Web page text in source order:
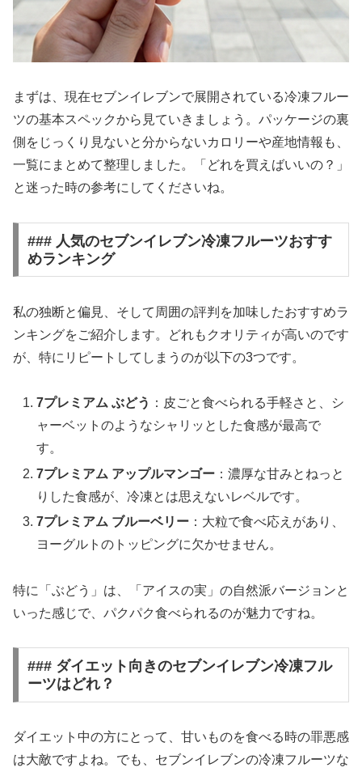
まずは、現在セブンイレブンで展開されている冷凍フルー
ツの基本スペックから見ていきましょう。パッケージの裏
側をじっくり見ないと分からないカロリーや産地情報も、
一覧にまとめて整理しました。「どれを買えばいいの？」
と迷った時の参考にしてくださいね。
### 人気のセブンイレブン冷凍フルーツおすす
めランキング
私の独断と偏見、そして周囲の評判を加味したおすすめラ
ンキングをご紹介します。どれもクオリティが高いのです
が、特にリピートしてしまうのが以下の3つです。
7プレミアム ぶどう ：皮ごと食べられる手軽さと、シ
ャーベットのようなシャリッとした食感が最高で
す。
7プレミアム アップルマンゴー ：濃厚な甘みとねっと
りした食感が、冷凍とは思えないレベルです。
7プレミアム ブルーベリー ：大粒で食べ応えがあり、
ヨーグルトのトッピングに欠かせません。
特に「ぶどう」は、 「アイスの実」の自然派バージョンと
いった感じで、パクパク食べられるのが魅力ですね。
### ダイエット向きのセブンイレブン冷凍フル
ーツはどれ？
ダイエット中の方にとって、甘いものを食べる時の罪悪感
は大敵ですよね。でも、セブンイレブンの冷凍フルーツな